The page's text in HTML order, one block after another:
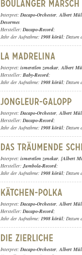
Interpret:Dacapo-Orchester,Albert
Desormes
Hersteller:Dacapo-Record;
Jahr der Aufnahme: 1908 körül; Datum
Interpret: ismeretlen zenekar,Albert
Hersteller: Baby-Record;
Jahr der Aufnahme: 1908 körül; Datum
Interpret:Dacapo-Orchester,Albert
Hersteller:Dacapo-Record;
Jahr der Aufnahme: 1908 körül; Datum
Interpret: ismeretlen zenekar, [Albert
Hersteller:Jumbola-Record;
Jahr der Aufnahme: 1908 körül; Datum
Interpret:Dacapo-Orchester,Albert
Hersteller:Dacapo-Record;
Jahr der Aufnahme: 1908 körül; Datum
Interpret:Dacapo-Orchester,Albert